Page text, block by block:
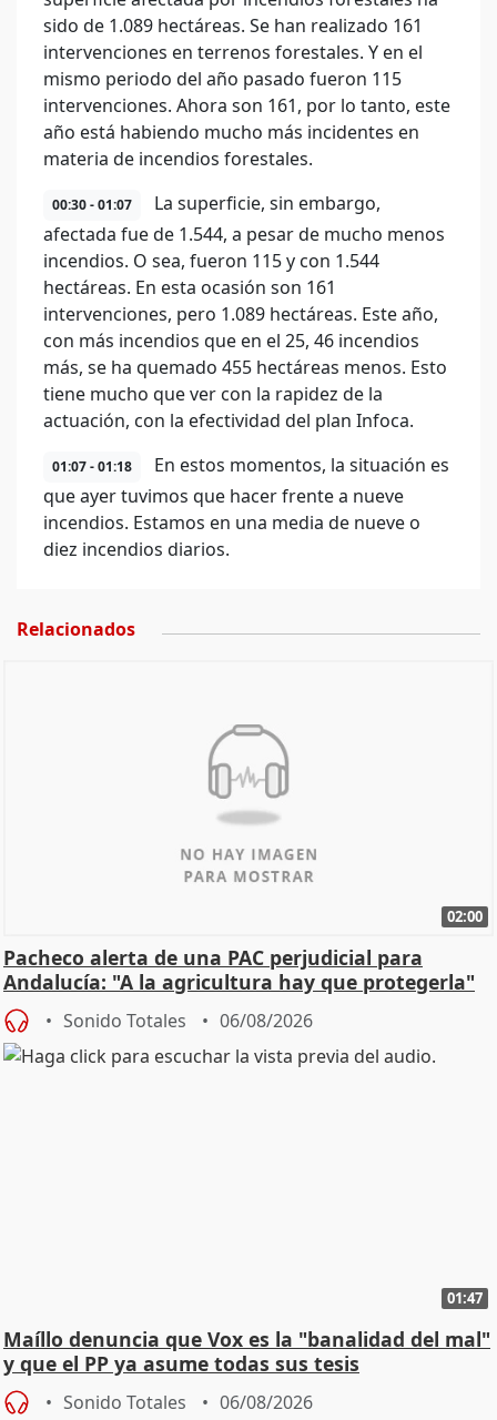
sido de 1.089 hectáreas. Se han realizado 161
intervenciones en terrenos forestales. Y en el
mismo periodo del año pasado fueron 115
intervenciones. Ahora son 161, por lo tanto, este
año está habiendo mucho más incidentes en
materia de incendios forestales.
00:30 - 01:07
La superficie, sin embargo,
afectada fue de 1.544, a pesar de mucho menos
incendios. O sea, fueron 115 y con 1.544
hectáreas. En esta ocasión son 161
intervenciones, pero 1.089 hectáreas. Este año,
con más incendios que en el 25, 46 incendios
más, se ha quemado 455 hectáreas menos. Esto
tiene mucho que ver con la rapidez de la
actuación, con la efectividad del plan Infoca.
01:07 - 01:18
En estos momentos, la situación es
que ayer tuvimos que hacer frente a nueve
incendios. Estamos en una media de nueve o
diez incendios diarios.
Relacionados
02:00
Pacheco alerta de una PAC perjudicial para
Andalucía: "A la agricultura hay que protegerla"
Sonido Totales 06/08/2026
01:47
Maíllo denuncia que Vox es la "banalidad del mal"
y que el PP ya asume todas sus tesis
Sonido Totales 06/08/2026